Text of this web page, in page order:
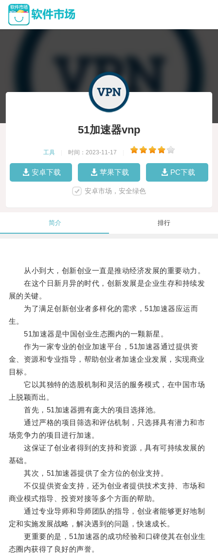
51加速器vnp
工具 时间：2023-11-17
安卓下载 苹果下载 PC下载
安卓市场，安全绿色
简介 排行
从小到大，创新创业一直是推动经济发展的重要动力。
在这个日新月异的时代，创新发展是企业生存和持续发
展的关键。
为了满足创新创业者多样化的需求，51加速器应运而
生。
51加速器是中国创业生态圈内的一颗新星。
作为一家专业的创业加速平台，51加速器通过提供资
金、资源和专业指导，帮助创业者加速企业发展，实现商业
目标。
它以其独特的选股机制和灵活的服务模式，在中国市场
上脱颖而出。
首先，51加速器拥有庞大的项目选择池。
通过严格的项目筛选和评估机制，只选择具有潜力和市
场竞争力的项目进行加速。
这保证了创业者得到的支持和资源，具有可持续发展的
基础。
其次，51加速器提供了全方位的创业支持。
不仅提供资金支持，还为创业者提供技术支持、市场和
商业模式指导、投资对接等多个方面的帮助。
通过专业导师和导师团队的指导，创业者能够更好地制
定和实施发展战略，解决遇到的问题，快速成长。
更重要的是，51加速器的成功经验和口碑使其在创业生
态圈内获得了良好的声誉。